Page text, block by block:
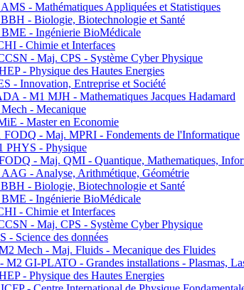
- Mathématiques Appliquées et Statistiques
- Biologie, Biotechnologie et Santé
- Ingénierie BioMédicale
- Chimie et Interfaces
- Maj. CPS - Système Cyber Physique
- Physique des Hautes Energies
- Innovation, Entreprise et Société
- M1 MJH - Mathematiques Jacques Hadamard
- Mecanique
- Master en Economie
- Maj. MPRI - Fondements de l'Informatique
PHYS - Physique
- Maj. QMI - Quantique, Mathematiques,
- Analyse, Arithmétique, Géométrie
- Biologie, Biotechnologie et Santé
- Ingénierie BioMédicale
- Chimie et Interfaces
- Maj. CPS - Système Cyber Physique
- Science des données
Mech - Maj. Fluids - Mecanique des Fluides
GI-PLATO - Grandes installations - Plasmas,
- Physique des Hautes Energies